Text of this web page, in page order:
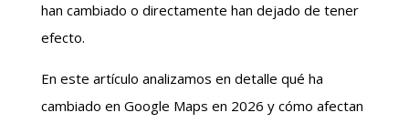
han cambiado o directamente han dejado de tener
efecto.
En este artículo analizamos en detalle qué ha
cambiado en Google Maps en 2026 y cómo afectan